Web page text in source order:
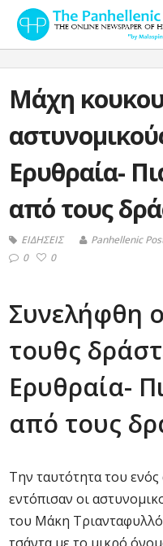
Μάχη
Ερυθραία-
από τους
ΕΙΔΗΣΕΙΣ Panhellenic
0
0
Συνελήφθη
τουθς
Ερυθραία-
από τους
Την ταυτότητα του
εντόπισαν οι
του Μάκη